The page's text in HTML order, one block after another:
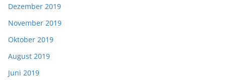
Dezember 2019
November 2019
Oktober 2019
August 2019
Juni 2019